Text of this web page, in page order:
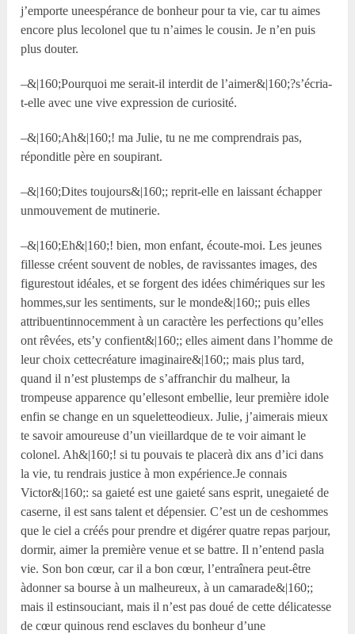
j’emporte uneespérance de bonheur pour ta vie, car tu aimes
encore plus lecolonel que tu n’aimes le cousin. Je n’en puis
plus douter.
–&|160;Pourquoi me serait-il interdit de l’aimer&|160;?s’écria-
t-elle avec une vive expression de curiosité.
–&|160;Ah&|160;! ma Julie, tu ne me comprendrais pas,
réponditle père en soupirant.
–&|160;Dites toujours&|160;; reprit-elle en laissant échapper
unmouvement de mutinerie.
–&|160;Eh&|160;! bien, mon enfant, écoute-moi. Les jeunes
fillesse créent souvent de nobles, de ravissantes images, des
figurestout idéales, et se forgent des idées chimériques sur les
hommes,sur les sentiments, sur le monde&|160;; puis elles
attribuentinnocemment à un caractère les perfections qu’elles
ont rêvées, ets’y confient&|160;; elles aiment dans l’homme de
leur choix cettecréature imaginaire&|160;; mais plus tard,
quand il n’est plustemps de s’affranchir du malheur, la
trompeuse apparence qu’ellesont embellie, leur première idole
enfin se change en un squeletteodieux. Julie, j’aimerais mieux
te savoir amoureuse d’un vieillardque de te voir aimant le
colonel. Ah&|160;! si tu pouvais te placerà dix ans d’ici dans
la vie, tu rendrais justice à mon expérience.Je connais
Victor&|160;: sa gaieté est une gaieté sans esprit, unegaieté de
caserne, il est sans talent et dépensier. C’est un de ceshommes
que le ciel a créés pour prendre et digérer quatre repas parjour,
dormir, aimer la première venue et se battre. Il n’entend pasla
vie. Son bon cœur, car il a bon cœur, l’entraînera peut-être
àdonner sa bourse à un malheureux, à un camarade&|160;;
mais il estinsouciant, mais il n’est pas doué de cette délicatesse
de cœur quinous rend esclaves du bonheur d’une